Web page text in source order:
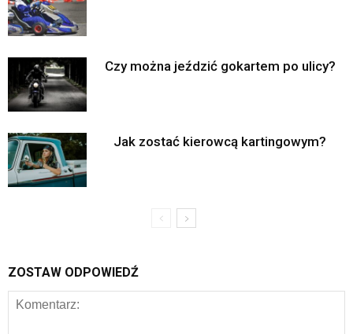
Czy można jeździć gokartem po ulicy?
Jak zostać kierowcą kartingowym?
ZOSTAW ODPOWIEDŹ